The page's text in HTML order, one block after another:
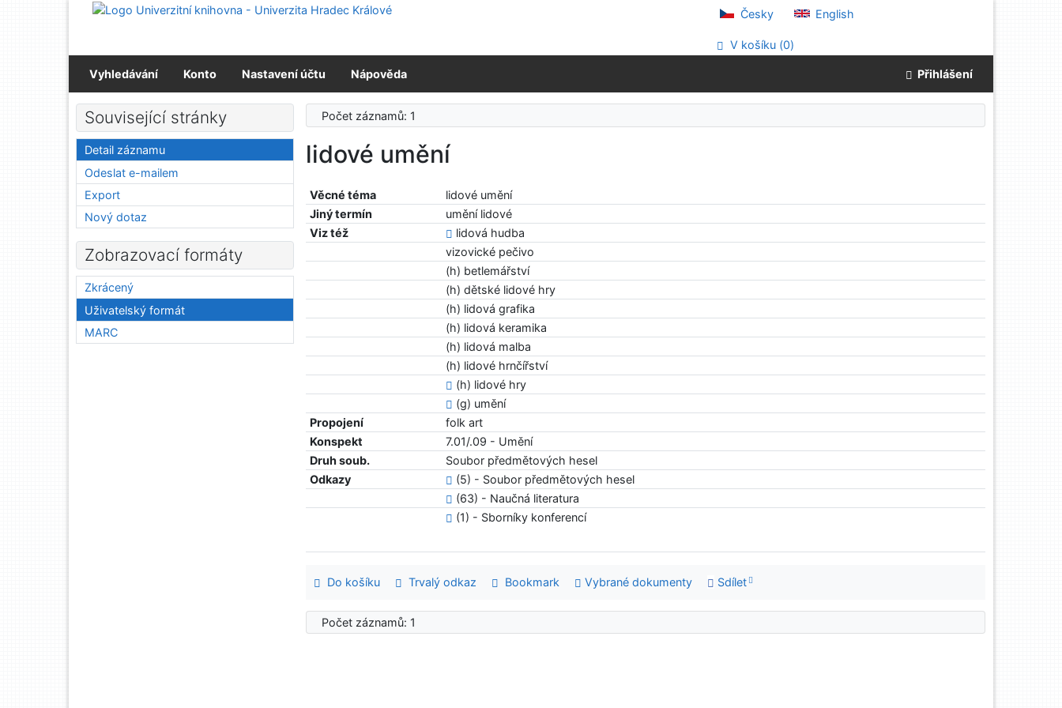
Přejít na obsah
Česky English
V košíku (0)
Vyhledávání Konto Nastavení účtu Nápověda Přihlášení
Počet záznamů: 1
lidové umění
Věcné téma
lidové umění
Jiný termín
umění lidové
Viz též
lidová hudba
vizovické pečivo
(h) betlemářství
(h) dětské lidové hry
(h) lidová grafika
(h) lidová keramika
(h) lidová malba
(h) lidové hrnčířství
(h) lidové hry
(g) umění
Propojení
folk art
Konspekt
7.01/.09 - Umění
Druh soub.
Soubor předmětových hesel
Odkazy
(5) - Soubor předmětových hesel
(63) - Naučná literatura
(1) - Sborníky konferencí
Do košíku Trvalý odkaz Bookmark Vybrané dokumenty Sdílet
Počet záznamů: 1
Související stránky
Detail záznamu
Odeslat e-mailem
Export
Nový dotaz
Zobrazovací formáty
Zkrácený
Uživatelský formát
MARC